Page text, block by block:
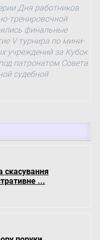
Дня работников
тренировочной
финальные
V турнира по мини-
учреждений за Кубок
патронатом Совета
судебной
скасування
...